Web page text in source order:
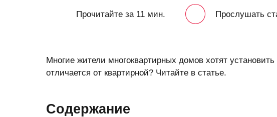
Прочитайте за 11 мин. Прослушать
Многие жители многоквартирных домов хотят
отличается от квартирной? Читайте в статье.
Содержание